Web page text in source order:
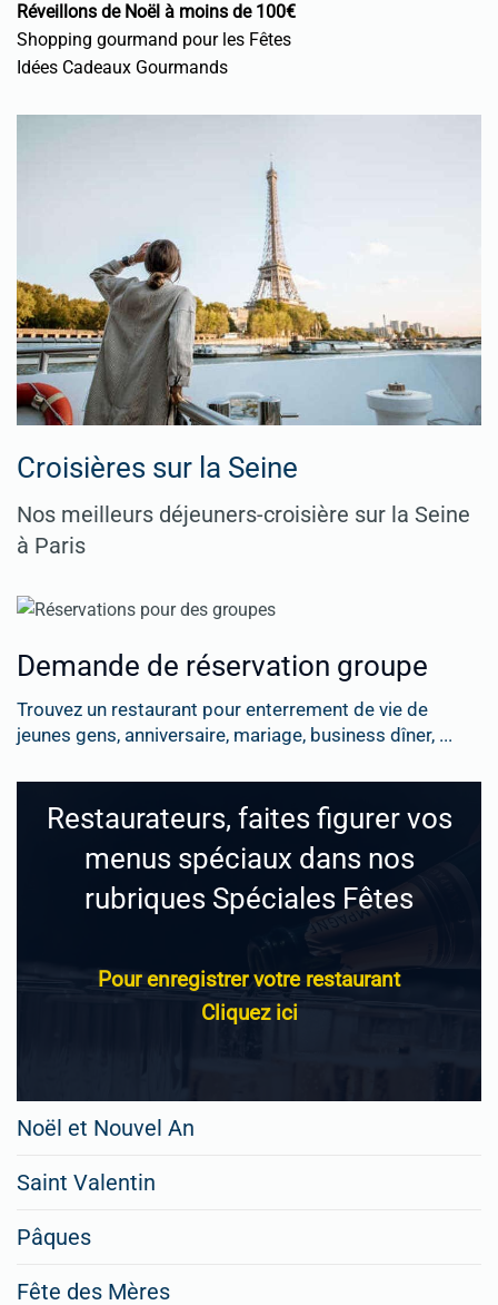
Réveillons de Noël à moins de 100€
Shopping gourmand pour les Fêtes
Idées Cadeaux Gourmands
Croisières sur la Seine
Nos meilleurs déjeuners-croisière sur la Seine
à Paris
Demande de réservation groupe
Trouvez un restaurant pour enterrement de vie de
jeunes gens, anniversaire, mariage, business dîner, ...
Restaurateurs, faites figurer vos
menus spéciaux dans nos
rubriques Spéciales Fêtes
Pour enregistrer votre restaurant
Cliquez ici
Noël et Nouvel An
Saint Valentin
Pâques
Fête des Mères